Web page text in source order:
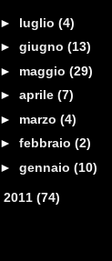
► luglio (4)
► giugno (13)
► maggio (29)
► aprile (7)
► marzo (4)
► febbraio (2)
► gennaio (10)
2011 (74)